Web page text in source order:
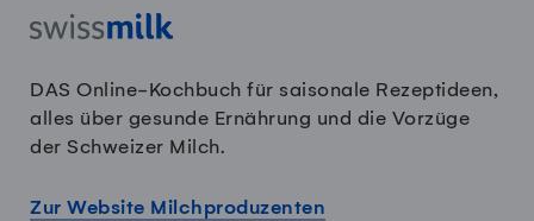
DAS Online-Kochbuch für saisonale Rezeptideen,
alles über gesunde Ernährung und die Vorzüge
der Schweizer Milch.
Zur Website Milchproduzenten